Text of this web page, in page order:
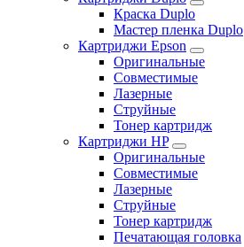
Краска Duplo
Мастер пленка Duplo
Картриджи Epson
Оригинальные
Совместимые
Лазерные
Струйные
Тонер картридж
Картриджи HP
Оригинальные
Совместимые
Лазерные
Струйные
Тонер картридж
Печатающая головка